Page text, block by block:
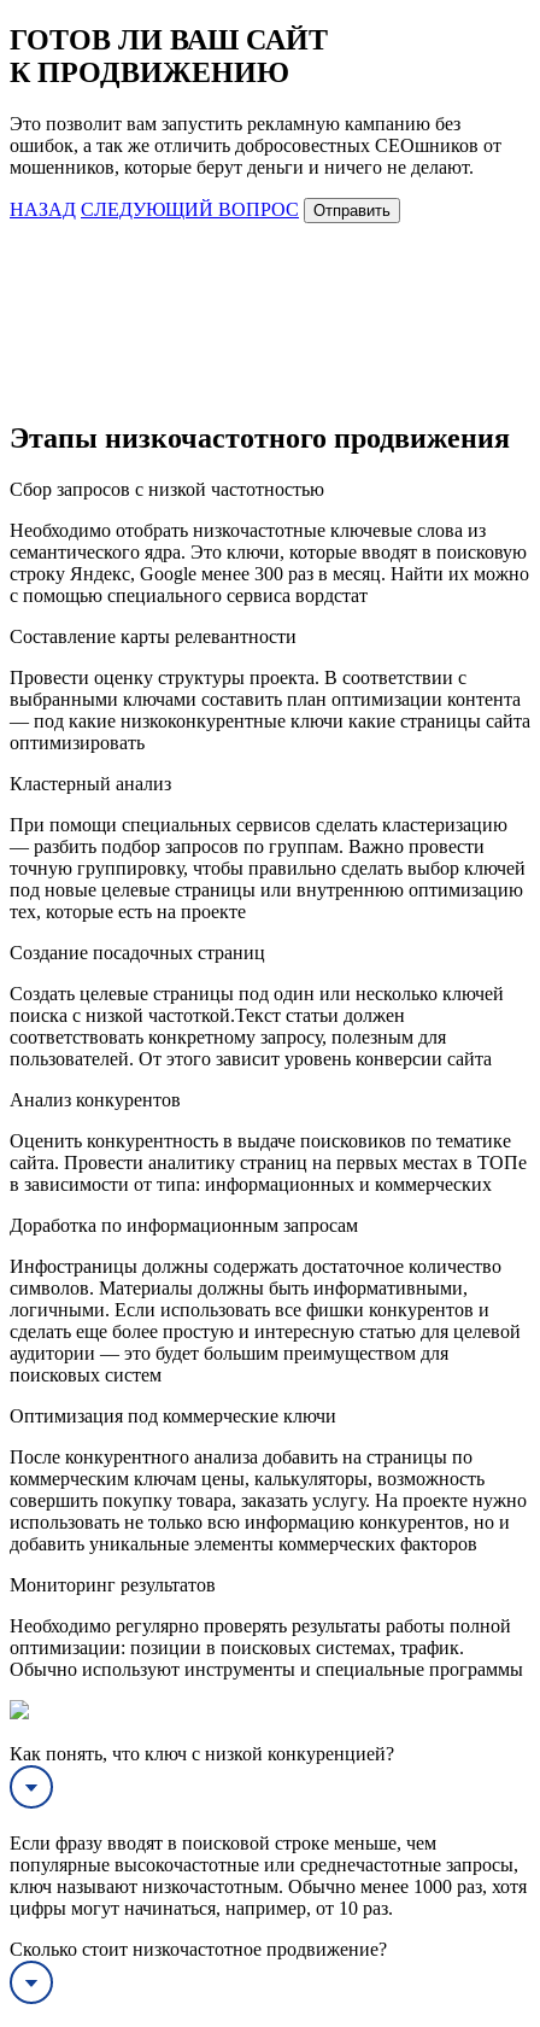
ГОТОВ ЛИ ВАШ САЙТ
К ПРОДВИЖЕНИЮ
Это позволит вам запустить рекламную кампанию без
ошибок, а так же отличить добросовестных СЕОшников от
мошенников, которые берут деньги и ничего не делают.
НАЗАД СЛЕДУЮЩИЙ ВОПРОС Отправить
Этапы низкочастотного продвижения
Сбор запросов с низкой частотностью
Необходимо отобрать низкочастотные ключевые слова из
семантического ядра. Это ключи, которые вводят в поисковую
строку Яндекс, Google менее 300 раз в месяц. Найти их можно
с помощью специального сервиса вордстат
Составление карты релевантности
Провести оценку структуры проекта. В соответствии с
выбранными ключами составить план оптимизации контента
— под какие низкоконкурентные ключи какие страницы сайта
оптимизировать
Кластерный анализ
При помощи специальных сервисов сделать кластеризацию
— разбить подбор запросов по группам. Важно провести
точную группировку, чтобы правильно сделать выбор ключей
под новые целевые страницы или внутреннюю оптимизацию
тех, которые есть на проекте
Создание посадочных страниц
Создать целевые страницы под один или несколько ключей
поиска с низкой частоткой.Текст статьи должен
соответствовать конкретному запросу, полезным для
пользователей. От этого зависит уровень конверсии сайта
Анализ конкурентов
Оценить конкурентность в выдаче поисковиков по тематике
сайта. Провести аналитику страниц на первых местах в ТОПе
в зависимости от типа: информационных и коммерческих
Доработка по информационным запросам
Инфостраницы должны содержать достаточное количество
символов. Материалы должны быть информативными,
логичными. Если использовать все фишки конкурентов и
сделать еще более простую и интересную статью для целевой
аудитории — это будет большим преимуществом для
поисковых систем
Оптимизация под коммерческие ключи
После конкурентного анализа добавить на страницы по
коммерческим ключам цены, калькуляторы, возможность
совершить покупку товара, заказать услугу. На проекте нужно
использовать не только всю информацию конкурентов, но и
добавить уникальные элементы коммерческих факторов
Мониторинг результатов
Необходимо регулярно проверять результаты работы полной
оптимизации: позиции в поисковых системах, трафик.
Обычно используют инструменты и специальные программы
Как понять, что ключ с низкой конкуренцией?
Если фразу вводят в поисковой строке меньше, чем
популярные высокочастотные или среднечастотные запросы,
ключ называют низкочастотным. Обычно менее 1000 раз, хотя
цифры могут начинаться, например, от 10 раз.
Сколько стоит низкочастотное продвижение?